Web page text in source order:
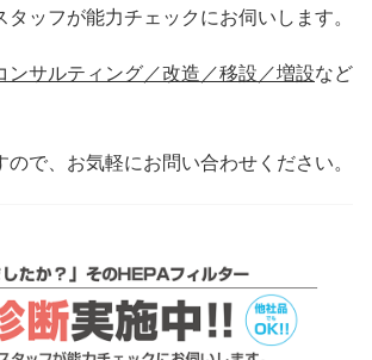
ッフが能力チェックにお伺いします。
ンサルティング／改造／移設／増設など
ので、お気軽にお問い合わせください。